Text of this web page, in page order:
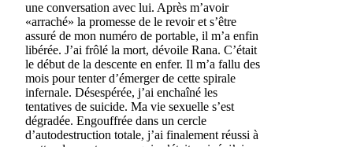
une conversation avec lui. Après m’avoir
«arraché» la promesse de le revoir et s’être
assuré de mon numéro de portable, il m’a enfin
libérée. J’ai frôlé la mort, dévoile Rana. C’était
le début de la descente en enfer. Il m’a fallu des
mois pour tenter d’émerger de cette spirale
infernale. Désespérée, j’ai enchaîné les
tentatives de suicide. Ma vie sexuelle s’est
dégradée. Engouffrée dans un cercle
d’autodestruction totale, j’ai finalement réussi à